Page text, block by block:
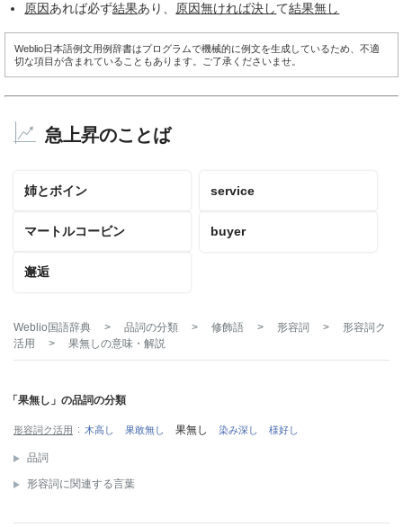
原因あれば必ず結果あり、 原因無ければ決して結果無し
Weblio日本語例文用例辞書はプログラムで機械的に例文を生成しているため、不適
切な項目が含まれていることもあります。ご了承くださいませ。
急上昇のことば
姉とボイン service
マートルコービン buyer
邂逅
Weblio国語辞典 > 品詞の分類 > 修飾語 > 形容詞 >
形容詞ク
活用
> 果無しの意味・解説
「果無し」の品詞の分類
形容詞ク活用 木高し 果敢無し 果無し 染み深し 様好し
品詞
形容詞に関連する言葉